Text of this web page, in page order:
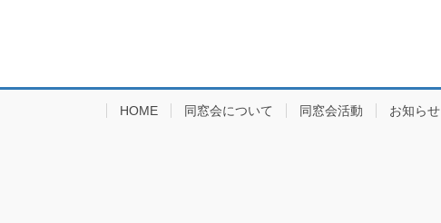
HOME 同窓会について 同窓会活動 お知らせ